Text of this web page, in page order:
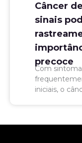
Câncer
sinais
precoce
Com
iniciais, o